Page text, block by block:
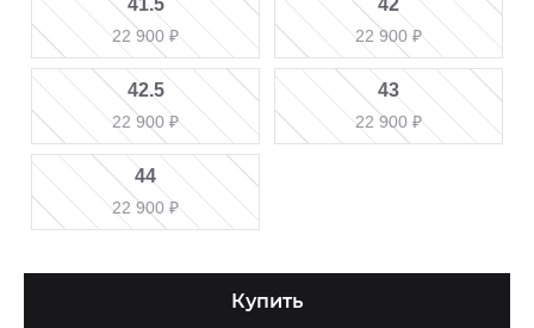
22 900 ₽ 22 900 ₽
42.5
22 900 ₽
43
22 900 ₽
44
22 900 ₽
Купить